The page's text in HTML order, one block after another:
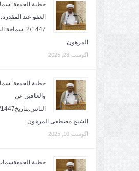
2/1447.
المرهون
آگوست 28, 2025
والعافين عن
الشيخ مصطفى المرهون
آگوست 10, 2025